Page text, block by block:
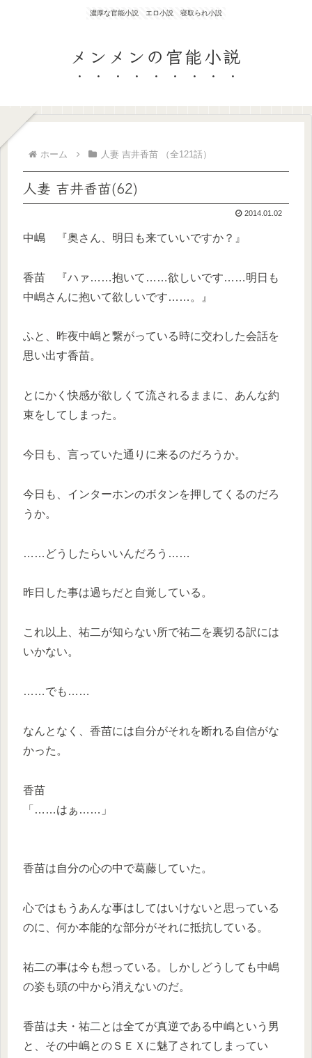
濃厚な官能小説 エロ小説 寝取られ小説
メンメンの官能小説
ホーム 人妻 吉井香苗 （全121話）
人妻 吉井香苗(62)
2014.01.02
中嶋 『奥さん、明日も来ていいですか？』
香苗 『ハァ……抱いて……欲しいです……明日も
中嶋さんに抱いて欲しいです……。』
ふと、昨夜中嶋と繋がっている時に交わした会話を
思い出す香苗。
とにかく快感が欲しくて流されるままに、あんな約
束をしてしまった。
今日も、言っていた通りに来るのだろうか。
今日も、インターホンのボタンを押してくるのだろ
うか。
……どうしたらいいんだろう……
昨日した事は過ちだと自覚している。
これ以上、祐二が知らない所で祐二を裏切る訳には
いかない。
……でも……
なんとなく、香苗には自分がそれを断れる自信がな
かった。
香苗
「……はぁ……」
香苗は自分の心の中で葛藤していた。
心ではもうあんな事はしてはいけないと思っている
のに、何か本能的な部分がそれに抵抗している。
祐二の事は今も想っている。しかしどうしても中嶋
の姿も頭の中から消えないのだ。
香苗は夫・祐二とは全てが真逆である中嶋という男
と、その中嶋とのＳＥＸに魅了されてしまってい